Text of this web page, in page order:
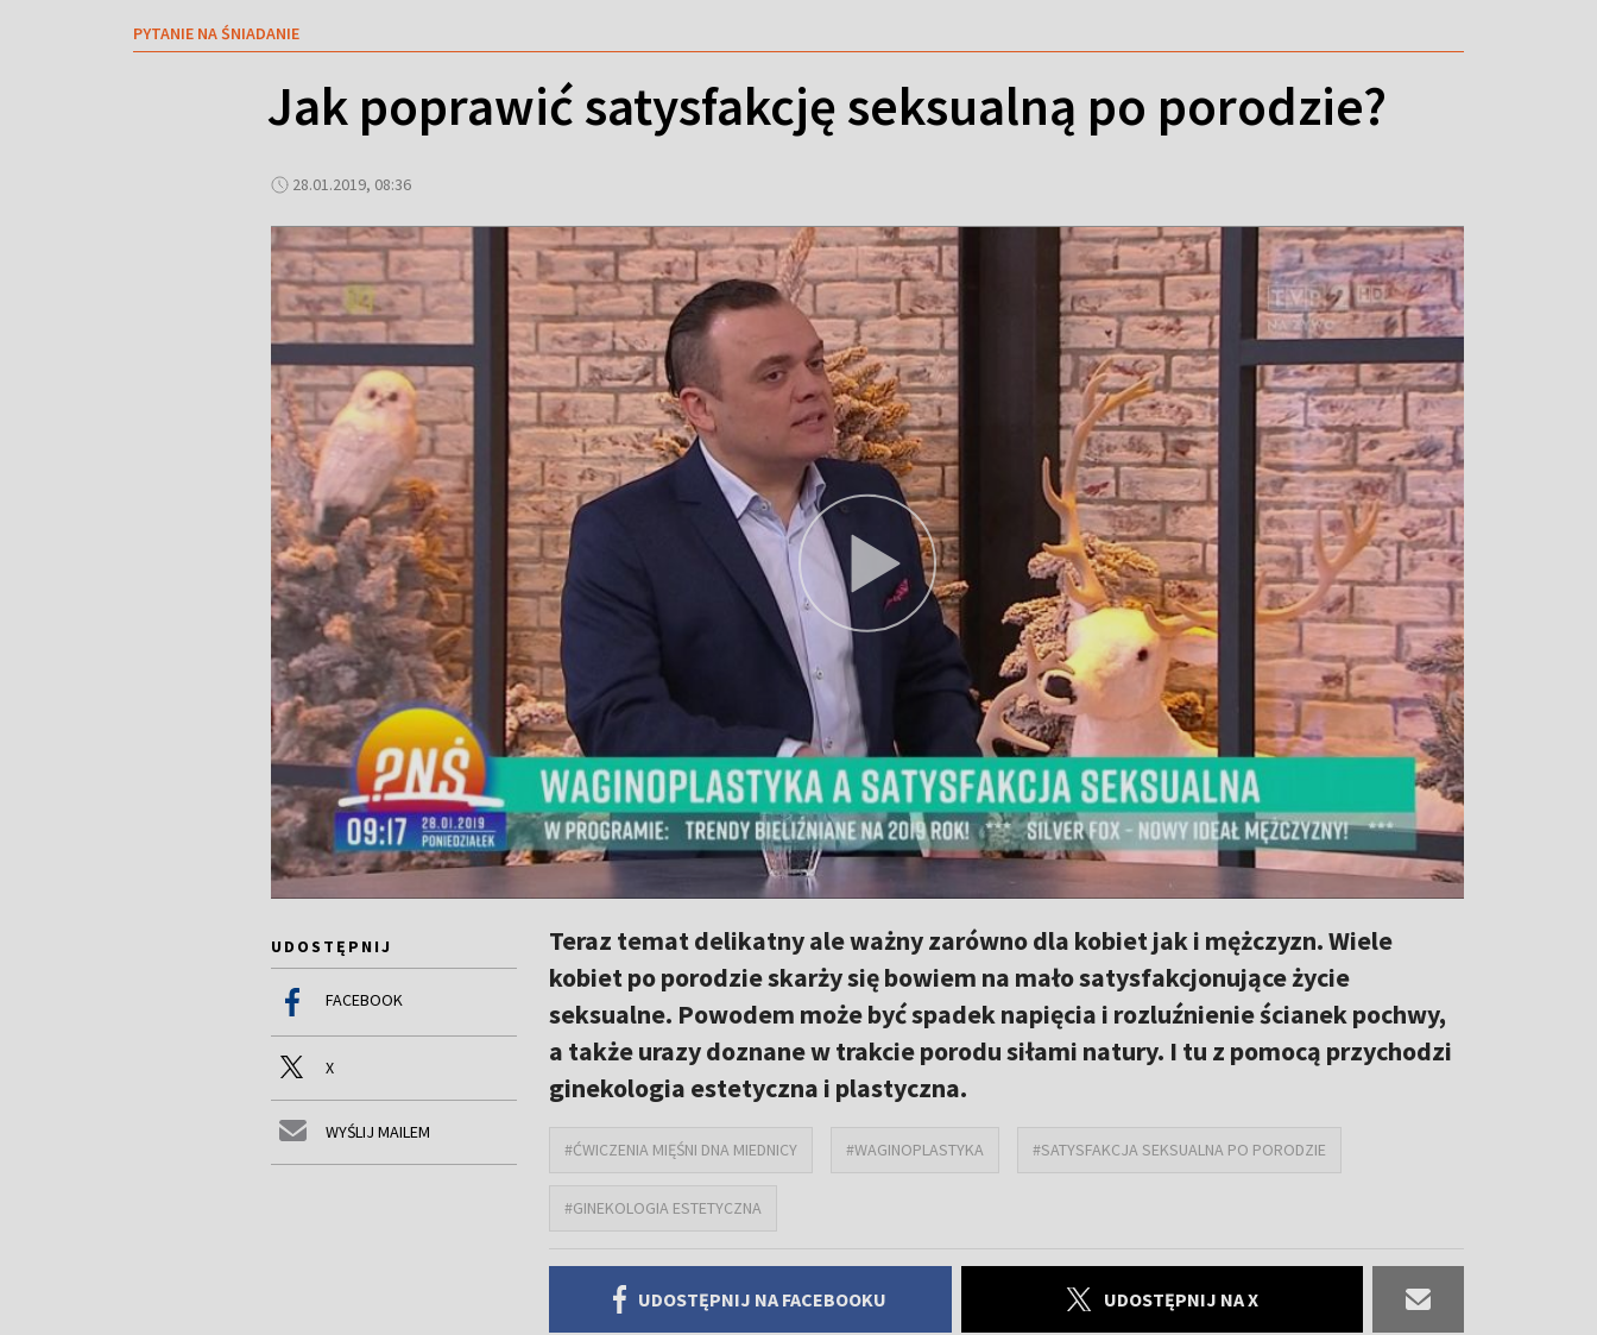
PYTANIE NA ŚNIADANIE
Jak poprawić satysfakcję seksualną po porodzie?
28.01.2019, 08:36
UDOSTĘPNIJ
FACEBOOK
X
WYŚLIJ MAILEM
Teraz temat delikatny ale ważny zarówno dla kobiet jak i mężczyzn. Wiele
kobiet po porodzie skarży się bowiem na mało satysfakcjonujące życie
seksualne. Powodem może być spadek napięcia i rozluźnienie ścianek pochwy,
a także urazy doznane w trakcie porodu siłami natury. I tu z pomocą przychodzi
ginekologia estetyczna i plastyczna.
#ĆWICZENIA MIĘŚNI DNA MIEDNICY #WAGINOPLASTYKA #SATYSFAKCJA SEKSUALNA PO PORODZIE
#GINEKOLOGIA ESTETYCZNA
UDOSTĘPNIJ NA FACEBOOKU UDOSTĘPNIJ NA X